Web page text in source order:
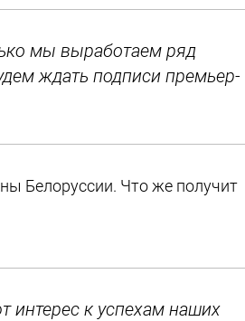
мы выработаем ряд
ждать подписи премьер-
Белоруссии. Что же получит
интерес к успехам наших